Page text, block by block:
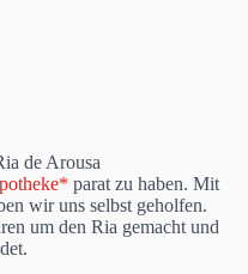
de Arousa
parat zu haben. Mit
wir uns selbst geholfen.
um den Ria gemacht und